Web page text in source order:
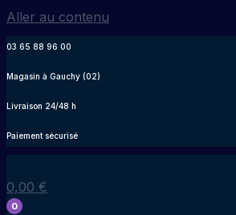
Aller au contenu
03 65 88 96 00
Magasin à Gauchy (02)
Livraison 24/48 h
Paiement sécurisé
0,00 €
0